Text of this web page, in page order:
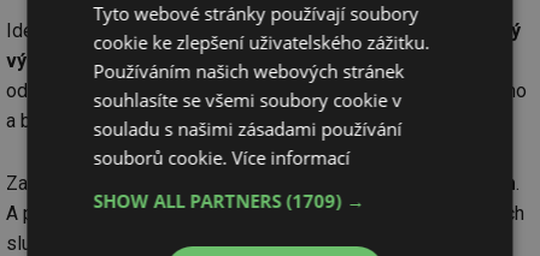
Ideální je přitom zvolit bezrámové zasklení . Nabízí
nerušený
výhled a snadnou údržbu . Jednotlivá křídla totiž můžete
odsunout ke kraji a poté otevřít do lodžie. Díky tomu je snadno
a bezpečně umyjete.
Zasklení vás navíc ochrání před hlukem, prachem i deštěm
A pokud k němu přidátezastínění , nemusíte se bát ani ostrých
slunečních paprsků.
Tyto webové stránky používají soubory
cookie ke zlepšení uživatelského zážitku.
Používáním našich webových stránek
souhlasíte se všemi soubory cookie v
souladu s našimi zásadami používání
souborů cookie.Více informací
SHOW ALL PARTNERS(1709) →